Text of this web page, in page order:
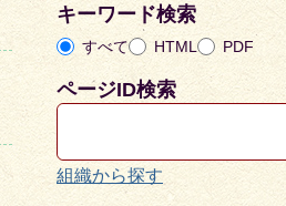
キーワード検索
すべて HTML PDF
ページID検索
組織から探す